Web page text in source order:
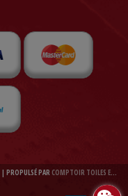
| PROPULSÉ PAR COMPTOIR TOILES ET BACHES 1.0.1